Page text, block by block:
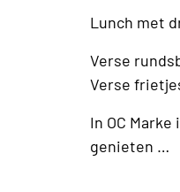
Lunch met
Verse
Verse
In OC
genieten …